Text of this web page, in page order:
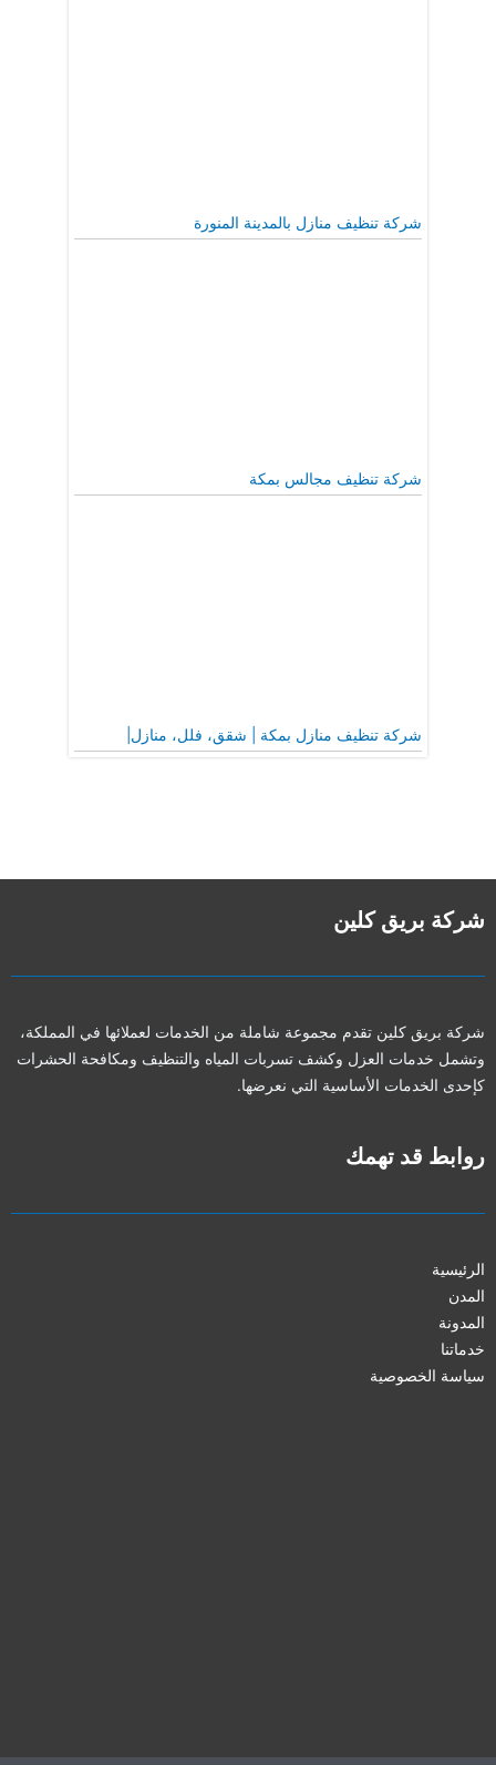
شركة تنظيف منازل بالمدينة المنورة
شركة تنظيف مجالس بمكة
شركة تنظيف منازل بمكة | شقق، فلل، منازل|
شركة بريق كلين
شركة بريق كلين تقدم مجموعة شاملة من الخدمات لعملائها في المملكة،
وتشمل خدمات العزل وكشف تسربات المياه والتنظيف ومكافحة الحشرات
كإحدى الخدمات الأساسية التي نعرضها.
روابط قد تهمك
الرئيسية
المدن
المدونة
خدماتنا
سياسة الخصوصية